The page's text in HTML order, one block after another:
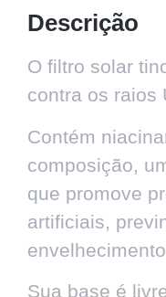
Descrição
O filtro solar
contra os raios
Contém
composição,
que promove
artificiais,
Sua base é